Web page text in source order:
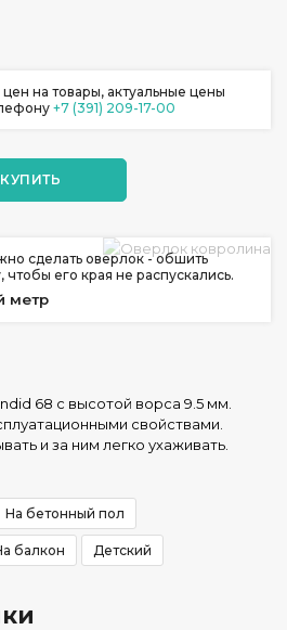
на товары, актуальные цены
+7 (391) 209-17-00
КУПИТЬ
сделать оверлок - обшить
его края не распускались.
метр
68 с высотой ворса 9.5 мм.
свойствами.
и за ним легко ухаживать.
На бетонный пол
балкон Детский